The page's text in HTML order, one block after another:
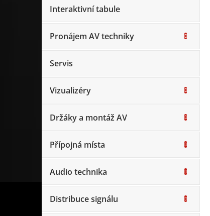
Interaktivní tabule
Pronájem AV techniky
Servis
Vizualizéry
Držáky a montáž AV
Přípojná místa
Audio technika
Distribuce signálu